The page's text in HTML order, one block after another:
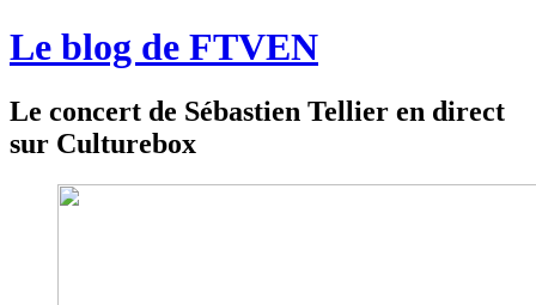
Le blog de FTVEN
Le concert de Sébastien Tellier en direct
sur Culturebox